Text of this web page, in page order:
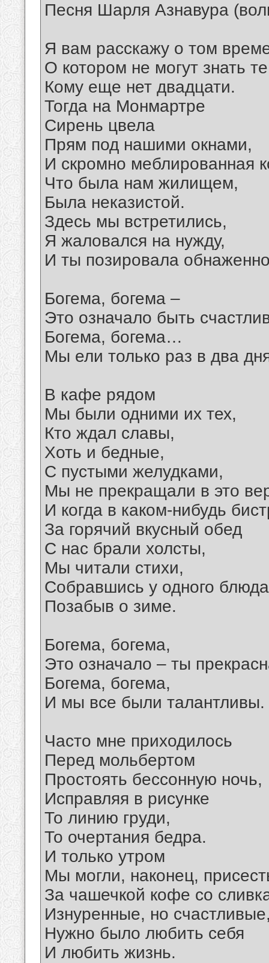
Песня Шарля Азнавура
Я вам расскажу о том
О котором не могут знать
Кому еще нет двадцати.
Тогда на Монмартре
Сирень цвела
Прям под нашими окнами,
И скромно меблированная
Что была нам жилищем,
Была неказистой.
Здесь мы встретились,
Я жаловался на нужду,
И ты позировала
Богема, богема –
Это означало быть
Богема, богема…
Мы ели только раз в два
В кафе рядом
Мы были одними их тех,
Кто ждал славы,
Хоть и бедные,
С пустыми желудками,
Мы не прекращали в это
И когда в каком-нибудь
За горячий вкусный обед
С нас брали холсты,
Мы читали стихи,
Собравшись у одного
Позабыв о зиме.
Богема, богема,
Это означало – ты
Богема, богема,
И мы все были талантливы.
Часто мне приходилось
Перед мольбертом
Простоять бессонную ночь,
Исправляя в рисунке
То линию груди,
То очертания бедра.
И только утром
Мы могли, наконец,
За чашечкой кофе со
Изнуренные, но
Нужно было любить себя
И любить жизнь.